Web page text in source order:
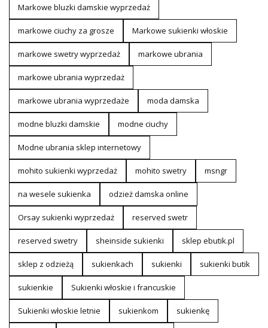
Markowe bluzki damskie wyprzedaż
markowe ciuchy za grosze Markowe sukienki włoskie
markowe swetry wyprzedaż markowe ubrania
markowe ubrania wyprzedaż
markowe ubrania wyprzedaże moda damska
modne bluzki damskie modne ciuchy
Modne ubrania sklep internetowy
mohito sukienki wyprzedaż mohito swetry msngr
na wesele sukienka odzież damska online
Orsay sukienki wyprzedaż reserved swetr
reserved swetry sheinside sukienki sklep ebutik.pl
sklep z odzieżą sukienkach sukienki sukienki butik
sukienkie Sukienki włoskie i francuskie
Sukienki włoskie letnie sukienkom sukienkę